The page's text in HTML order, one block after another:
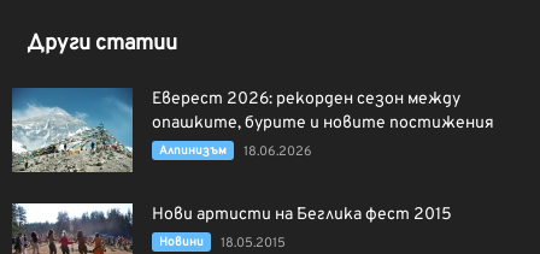
Други статии
Еверест 2026: рекорден сезон между
опашките, бурите и новите постижения
Алпинизъм 18.06.2026
Нови артисти на Беглика фест 2015
Новини 18.05.2015